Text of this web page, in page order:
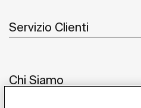
Servizio Clienti
Chi Siamo